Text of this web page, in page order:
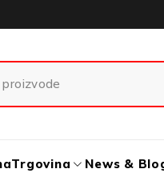
Trgovina News &